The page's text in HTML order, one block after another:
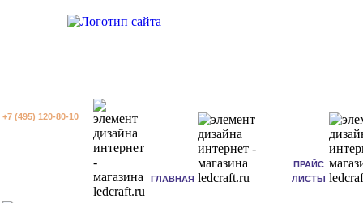
+7 (495) 120-80-10
ГЛАВНАЯ
ПРАЙС
ЛИСТЫ